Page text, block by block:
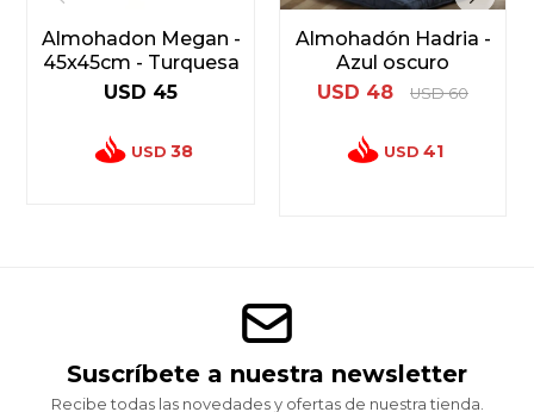
Almohadon Megan -
45x45cm - Turquesa
USD 45
USD 38
Almohadón Hadria -
Azul oscuro
USD 48 USD 60
USD 41
Suscríbete a nuestra newsletter
Recibe todas las novedades y ofertas de nuestra tienda.